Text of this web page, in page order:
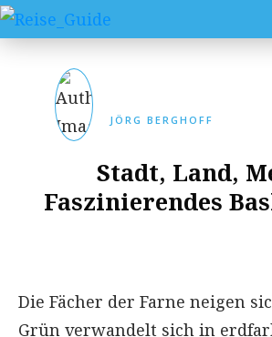
JÖRG BERGHOFF
Stadt, Land,
Faszinierendes
Die Fächer der Farne neigen
Grün verwandelt sich in